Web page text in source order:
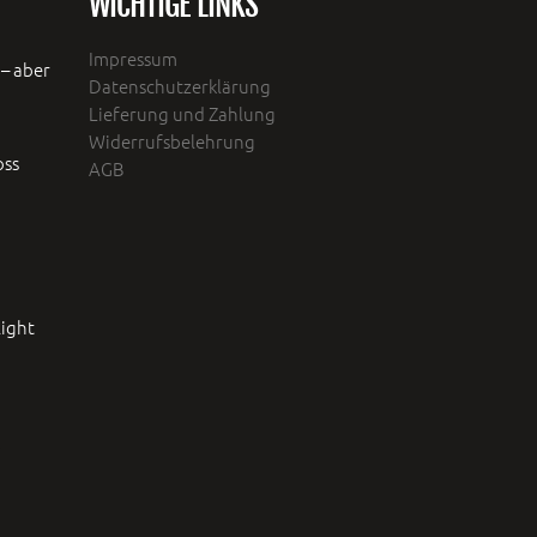
aber
Impressum
Datenschutzerklärung
Lieferung und Zahlung
Widerrufsbelehrung
AGB